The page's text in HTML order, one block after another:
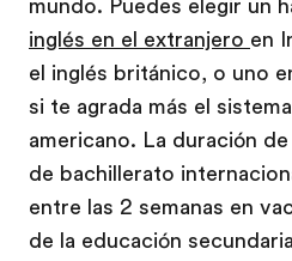
mundo. Puedes elegir un
inglés en el extranjero en
el inglés británico, o uno
si te agrada más el
americano. La duración
de bachillerato
entre las 2 semanas en
de la educación